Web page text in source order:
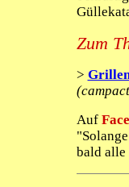
Zum
>
Auf
bald alle